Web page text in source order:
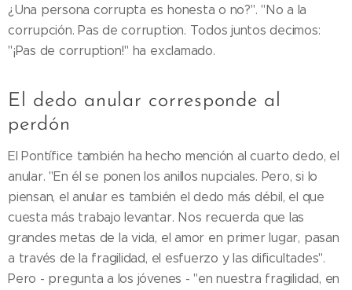
¿Una persona corrupta es honesta o no?". "No a la
corrupción. Pas de corruption. Todos juntos decimos:
"¡Pas de corruption!" ha exclamado.
El dedo anular corresponde al
perdón
El Pontífice también ha hecho mención al cuarto dedo, el
anular. "En él se ponen los anillos nupciales. Pero, si lo
piensan, el anular es también el dedo más débil, el que
cuesta más trabajo levantar. Nos recuerda que las
grandes metas de la vida, el amor en primer lugar, pasan
a través de la fragilidad, el esfuerzo y las dificultades".
Pero - pregunta a los jóvenes - "en nuestra fragilidad, en